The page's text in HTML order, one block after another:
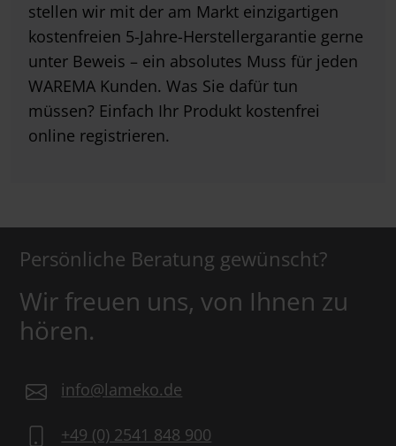
stellen wir mit der am Markt einzigartigen
kostenfreien 5-Jahre-Herstellergarantie gerne
unter Beweis – ein absolutes Muss für jeden
WAREMA Kunden. Was Sie dafür tun
müssen? Einfach Ihr Produkt kostenfrei
online registrieren.
Persönliche Beratung gewünscht?
Wir freuen uns, von Ihnen zu
hören.
info@lameko.de
+49 (0) 2541 848 900